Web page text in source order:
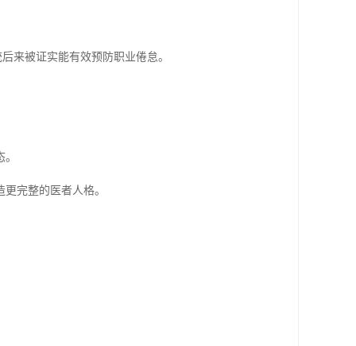
来被证实能有效预防职业倦怠。
完整的医者人格。